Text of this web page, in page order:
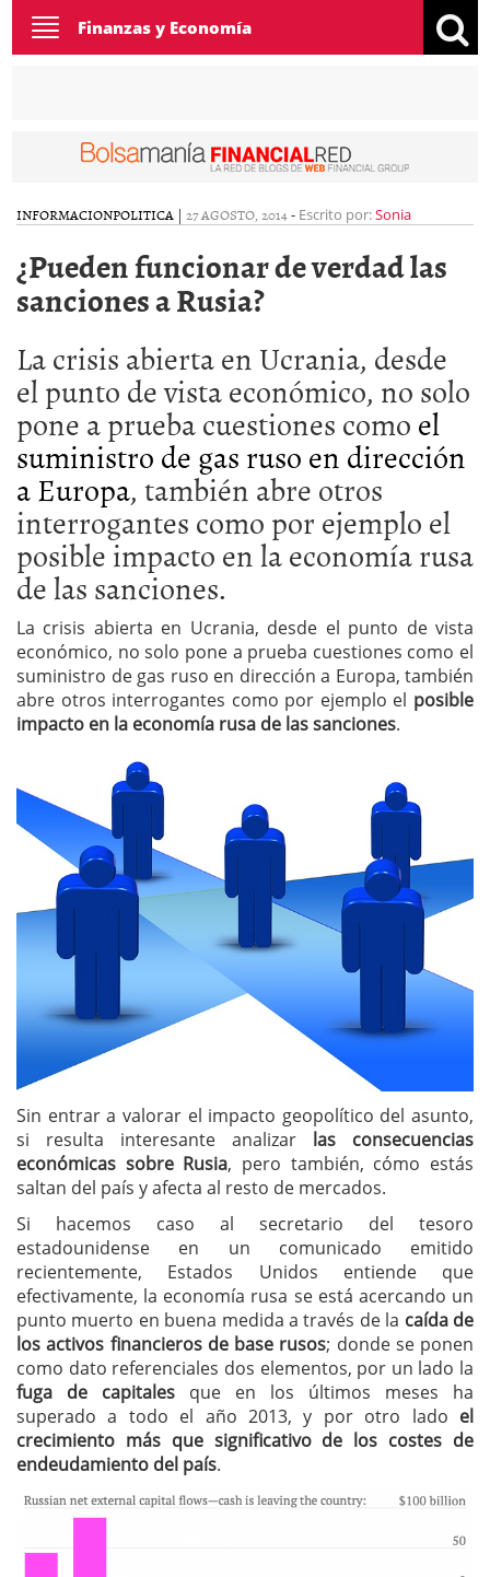
Toggle
navigation
Finanzas y Economía
INFORMACIONPOLITICA | 27 AGOSTO, 2014- Escrito por:Sonia
¿Pueden funcionar de verdad las
sanciones a Rusia?
La crisis abierta en Ucrania, desde
el punto de vista económico, no solo
pone a prueba cuestiones comoel
suministro de gas ruso en dirección
a Europa, también abre otros
interrogantes como por ejemplo el
posible impacto en la economía rusa
de las sanciones.
La crisis abierta en Ucrania, desde el punto de vista
económico, no solo pone a prueba cuestiones como el
suministro de gas ruso en dirección a Europa, también
abre otros interrogantes como por ejemplo el posible
impacto en la economía rusa de las sanciones.
Sin entrar a valorar el impacto geopolítico del asunto,
si resulta interesante analizar las consecuencias
económicas sobre Rusia, pero también, cómo estás
saltan del país y afecta al resto de mercados.
Si hacemos caso al secretario del tesoro
estadounidense en un comunicado emitido
recientemente, Estados Unidos entiende que
efectivamente, la economía rusa se está acercando un
punto muerto en buena medida a través de la caída de
los activos financieros de base rusos; donde se ponen
como dato referenciales dos elementos, por un lado la
fuga de capitales que en los últimos meses ha
superado a todo el año 2013, y por otro lado el
crecimiento más que significativo de los costes de
endeudamiento del país.